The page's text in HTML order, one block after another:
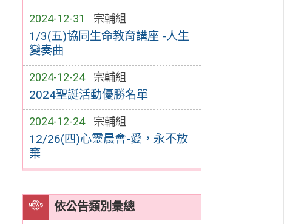
2024-12-31 宗輔組
1/3(五)協同生命教育講座 -人生
變奏曲
2024-12-24 宗輔組
2024聖誕活動優勝名單
2024-12-24 宗輔組
12/26(四)心靈晨會-愛，永不放
棄
依公告類別彙總